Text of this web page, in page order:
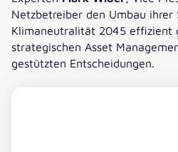
Netzbetreiber den Umbau ihrer
Klimaneutralität 2045 effizient
strategischen Asset
gestützten Entscheidungen.